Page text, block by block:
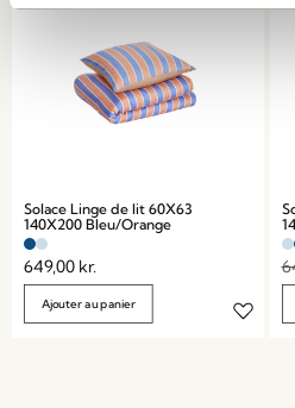
Solace Linge de lit 60X63
140X200 Bleu/Orange
649,00 kr.
Ajouter au panier